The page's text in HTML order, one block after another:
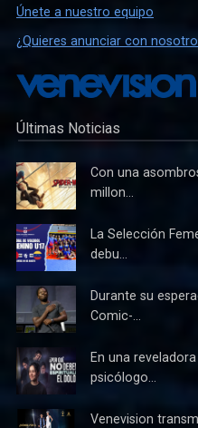
Únete a nuestro equipo
¿Quieres anunciar con
Últimas Noticias
Con una
millon...
La Selección
debu...
Durante su
Comic-...
En una
psicólogo...
Venevision